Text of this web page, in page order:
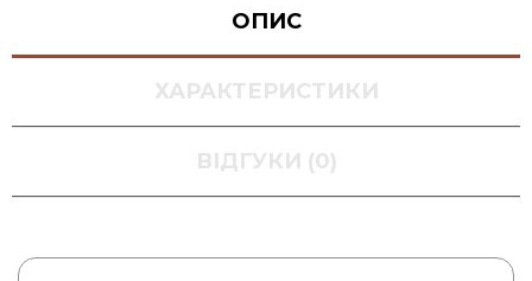
ОПИС
ХАРАКТЕРИСТИКИ
ВІДГУКИ (0)